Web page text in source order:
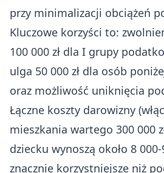
przy minimalizacji obciążeń
Kluczowe korzyści to:
100 000 zł dla I grupy
ulga 50 000 zł dla osób
oraz możliwość uniknięcia
Łączne koszty darowizny
mieszkania wartego 300 000
dziecku wynoszą około 8
znacznie korzystniejsze niż